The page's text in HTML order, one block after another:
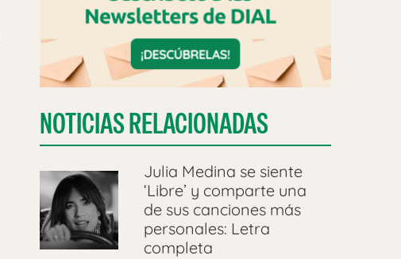
NOTICIAS RELACIONADAS
Julia Medina se siente
‘Libre’ y comparte una
de sus canciones más
personales: Letra
completa